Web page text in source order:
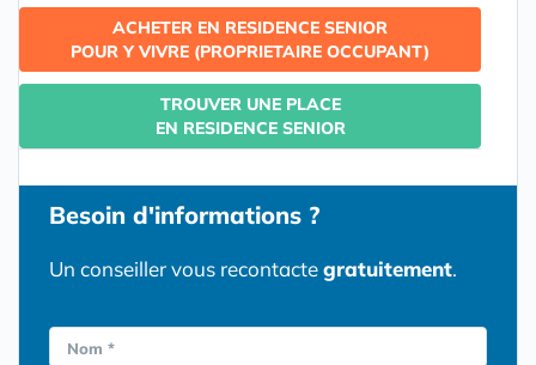
ACHETER EN RESIDENCE SENIOR
POUR Y VIVRE (PROPRIETAIRE OCCUPANT)
TROUVER UNE PLACE
EN RESIDENCE SENIOR
Besoin d'informations ?
Un conseiller vous recontactegratuitement.
Nom *